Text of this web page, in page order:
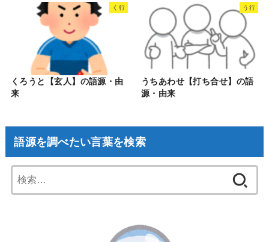
く行
くろうと【玄人】の語源・由
来
う行
うちあわせ【打ち合せ】の語
源・由来
語源を調べたい言葉を検索
索: